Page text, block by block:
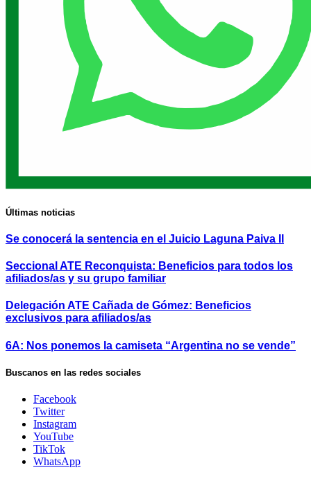
Últimas noticias
Se conocerá la sentencia en el Juicio Laguna Paiva II
Seccional ATE Reconquista: Beneficios para todos los
afiliados/as y su grupo familiar
Delegación ATE Cañada de Gómez: Beneficios
exclusivos para afiliados/as
6A: Nos ponemos la camiseta “Argentina no se vende”
Buscanos en las redes sociales
Facebook
Twitter
Instagram
YouTube
TikTok
WhatsApp